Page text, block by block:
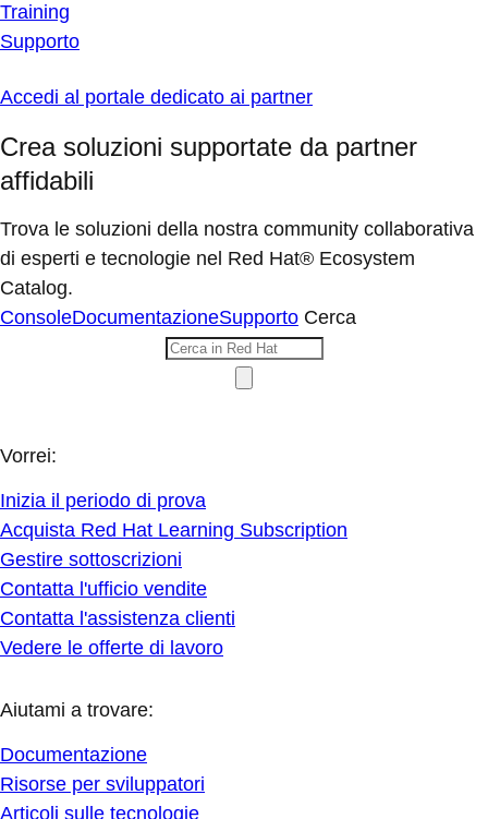
Training
Supporto
Accedi al portale dedicato ai partner
Crea soluzioni supportate da partner
affidabili
Trova le soluzioni della nostra community collaborativa
di esperti e tecnologie nel Red Hat® Ecosystem
Catalog.
ConsoleDocumentazioneSupporto Cerca
Vorrei:
Inizia il periodo di prova
Acquista Red Hat Learning Subscription
Gestire sottoscrizioni
Contatta l'ufficio vendite
Contatta l'assistenza clienti
Vedere le offerte di lavoro
Aiutami a trovare:
Documentazione
Risorse per sviluppatori
Articoli sulle tecnologie